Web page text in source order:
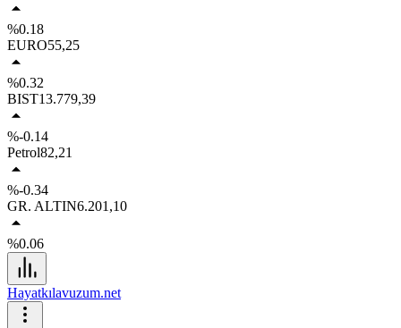
%0.18
EURO55,25
%0.32
BIST13.779,39
%-0.14
Petrol82,21
%-0.34
GR. ALTIN6.201,10
%0.06
Hayatkılavuzum.net